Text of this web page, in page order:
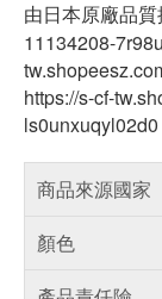
由日本原廠品
11134208-
https://s-cf-
ls0unxuqyl02d0
商品來源國家
顏色